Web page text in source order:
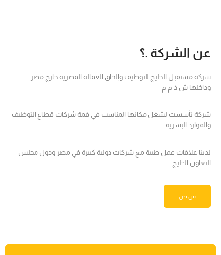
عن الشركة .؟
شركه مستقبل الخليج للتوظيف وإلحاق العمالة المصرية خارج مصر
وداخلها ش ذ م م
شركة تأسست لشغل مكانها المناسب في قمة شركات قطاع التوظيف
والموارد البشرية.
لدينا علاقات عمل طيبة مع شركات دولية كبيرة في مصر ودول مجلس
التعاون الخليج.
من نحن